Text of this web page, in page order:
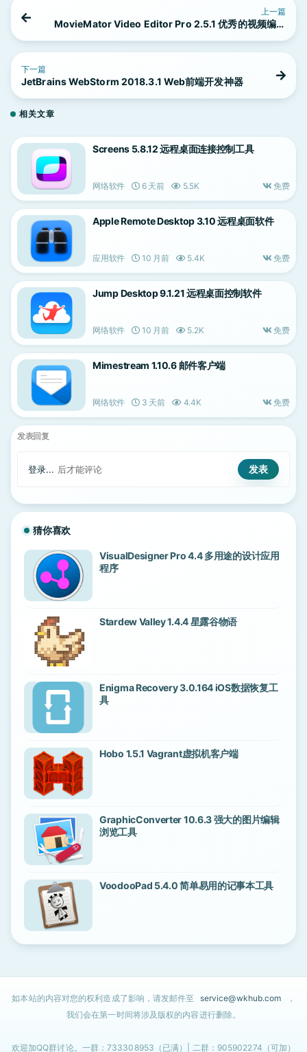
上一篇
MovieMator Video Editor Pro 2.5.1 优秀的视频编辑
下一篇
JetBrains WebStorm 2018.3.1 Web前端开发神器
相关文章
Screens 5.8.12 远程桌面连接控制工具
网络软件 6 天前 5.5K 免费
Apple Remote Desktop 3.10 远程桌面软件
应用软件 10 月前 5.4K 免费
Jump Desktop 9.1.21 远程桌面控制软件
网络软件 10 月前 5.2K 免费
Mimestream 1.10.6 邮件客户端
网络软件 3 天前 4.4K 免费
发表回复
登录... 后才能评论
猜你喜欢
VisualDesigner Pro 4.4 多用途的设计应用
程序
Stardew Valley 1.4.4 星露谷物语
Enigma Recovery 3.0.164 iOS数据恢复工
具
Hobo 1.5.1 Vagrant虚拟机客户端
GraphicConverter 10.6.3 强大的图片编辑
浏览工具
VoodooPad 5.4.0 简单易用的记事本工具
如本站的内容对您的权利造成了影响，请发邮件至 service@wkhub.com
，
我们会在第一时间将涉及版权的内容进行删除。
欢迎加QQ群讨论。一群：733308953（已满）| 二群：905902274（可加）